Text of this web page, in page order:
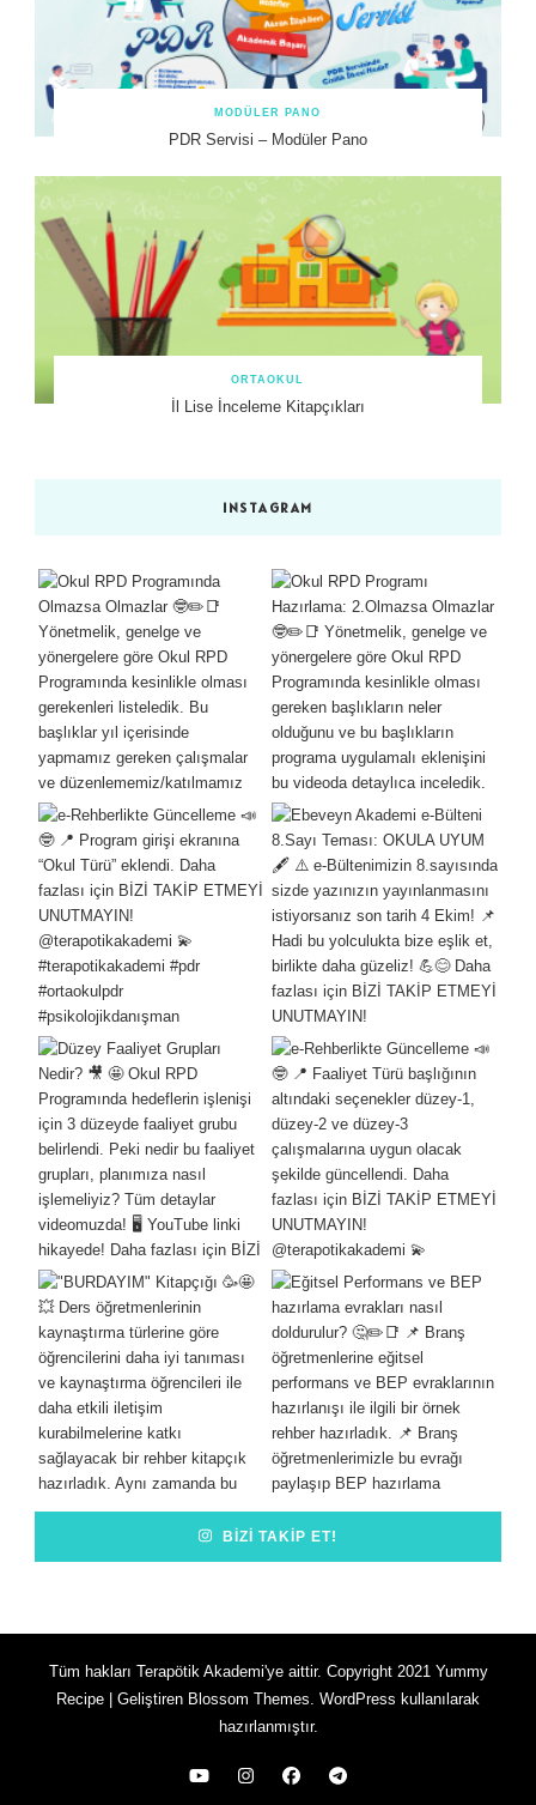
MODÜLER PANO
PDR Servisi – Modüler Pano
ORTAOKUL
İl Lise İnceleme Kitapçıkları
INSTAGRAM
BIZI TAKIP ET!
Tüm hakları Terapötik Akademi'ye aittir. Copyright 2021 Yummy
Recipe | Geliştiren Blossom Themes WordPress kullanılarak
hazırlanmıştır.